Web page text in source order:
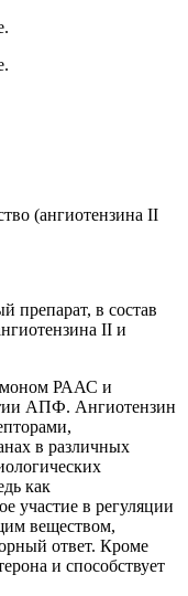
(ангиотензина II
препарат, в состав
II и
РААС и
АПФ. Ангиотензин
в различных
как
участие в регуляции
веществом,
ответ. Кроме
и способствует